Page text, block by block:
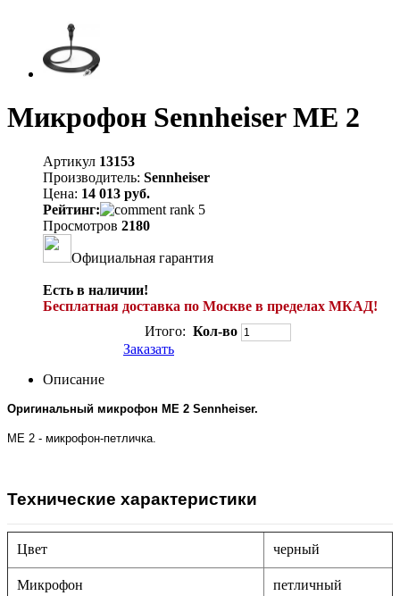
Микрофон Sennheiser ME 2
Артикул 13153
Производитель: Sennheiser
Цена: 14 013 руб.
Рейтинг:
Просмотров 2180
Официальная гарантия
Есть в наличии!
Бесплатная доставка по Москве в пределах МКАД!
Итого: Кол-во
Заказать
Описание
Оригинальный микрофон ME 2 Sennheiser.
ME 2 - микрофон-петличка.
Технические характеристики
Цвет черный
Микрофон петличный